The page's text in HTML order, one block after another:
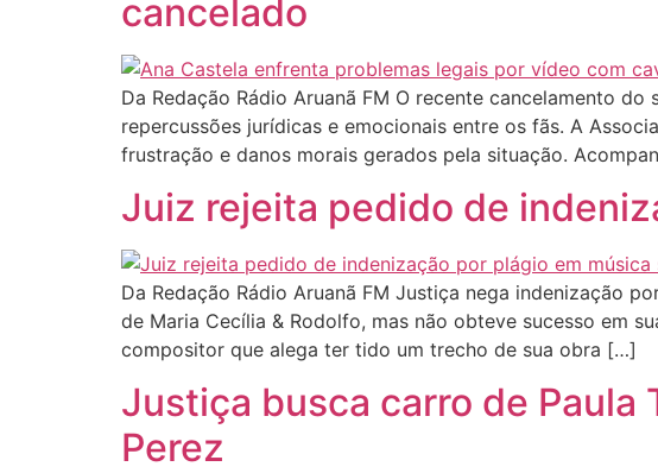
cancelado
Da Redação Rádio Aruanã FM O recente cancelamento
repercussões jurídicas e emocionais entre os fãs. A
frustração e danos morais gerados pela situação.
Juiz rejeita pedido de
Da Redação Rádio Aruanã FM Justiça nega indenização
de Maria Cecília & Rodolfo, mas não obteve sucesso em
compositor que alega ter tido um trecho de sua obra […]
Justiça busca carro de Paula
Perez